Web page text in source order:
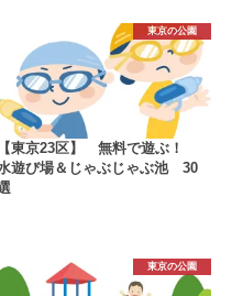
東京の公園
【東京23区】 無料で遊ぶ！
遊び場＆じゃぶじゃぶ池 30
東京の公園